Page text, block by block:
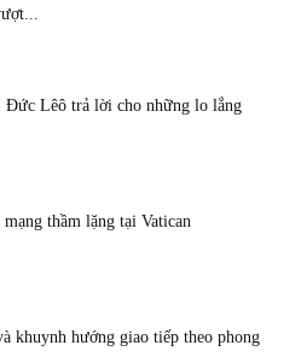
Đức Lêô trả lời cho những lo lắng
mạng thầm lặng tại Vatican
khuynh hướng giao tiếp theo phong